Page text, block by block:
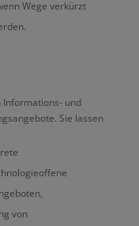
Wege verkürzt
und
Sie lassen
von